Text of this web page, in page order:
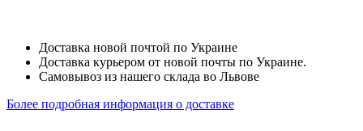
Доставка новой почтой по Украине
Доставка курьером от новой почты по Украине.
Самовывоз из нашего склада во Львове
Более подробная информация о доставке